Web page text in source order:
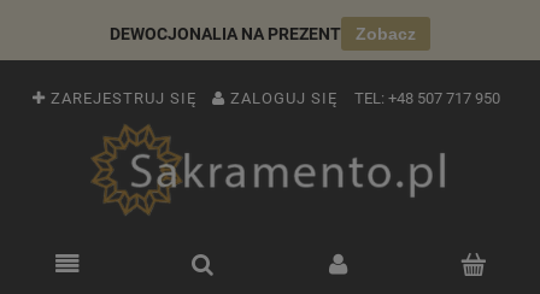
DEWOCJONALIA NA PREZENT Zobacz
ZAREJESTRUJ SIĘ ZALOGUJ SIĘ TEL: +48 507 717 950